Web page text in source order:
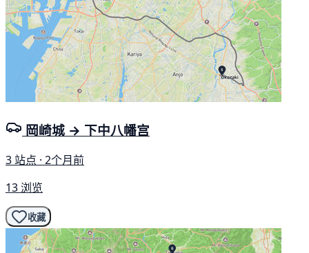
岡崎城 → 下中八幡宫
3 站点 · 2个月前
13 浏览
收藏